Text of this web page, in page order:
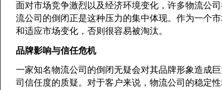
面对市场竞争激烈以及经济环境变化，许多物流公
流公司的倒闭正是这种压力的集中体现。作为一个
和适应市场变化，否则很容易被淘汰。
品牌影响与信任危机
一家知名物流公司的倒闭无疑会对其品牌形象造成
司信任度的质疑。对于客户来说，物流公司的稳定